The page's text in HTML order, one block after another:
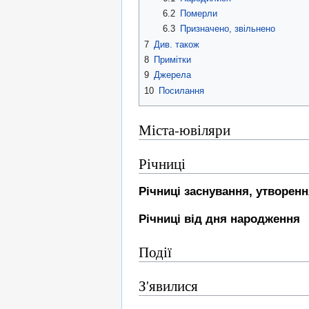
6.2
Померли
6.3
Призначено, звільнено
7 Див. також
8 Примітки
9 Джерела
10 Посилання
Міста-ювіляри
Річниці
Річниці заснування,
Річниці від дня народження
Події
З'явилися